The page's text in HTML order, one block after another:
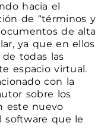
hacia el
de “términos y
de alta
ya que en ellos
todas las
espacio virtual.
con la
sobre los
este nuevo
software que le